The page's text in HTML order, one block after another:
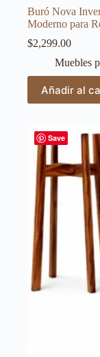
Buró Nova
Moderno para
$2,299.00
Muebles
Añadir al
Save